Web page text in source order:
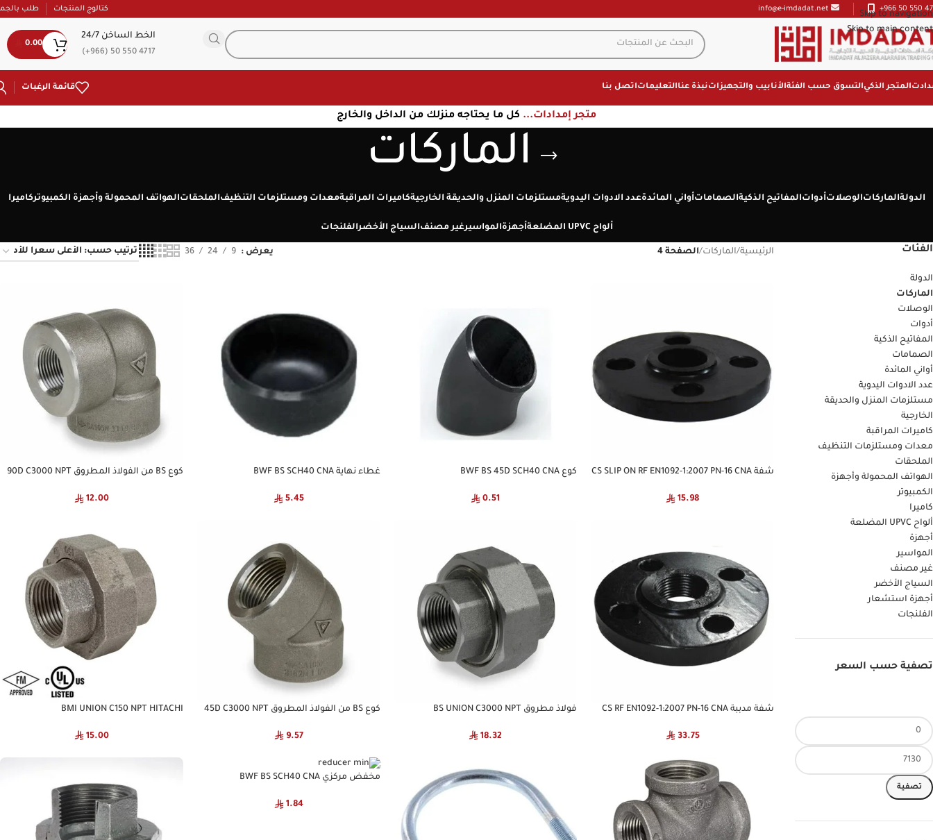
Skip to navigation
Skip to main content
+966 50 550 كتالوج المنتجات طلب
الخط الساخن 24/7
(+966) 50 550 4717
0.00
المتجر الذكيالتسوق حسب الفئةالأنابيب والتجهيزاتنبذة عناالتعليماتاتصل بنا قائمة الرغبات
متجر إمدادات... كل ما يحتاجه منزلك من الداخل والخارج
الماركات
الدولةالماركاتالوصلاتأدواتالمفاتيح الذكيةالصماماتأواني المائدةعدد الادوات اليدويةمستلزمات المنزل والحديقة الخارجيةكاميرات المراقبةمعدات ومستلزمات التنظيفالملحقاتالهواتف المحمولة وأجهزة الكمبيوتركاميرا
ألواح UPVC المضلعة أجهزةالمواسيرغير مصنفالسياج الأخضرالفلنجات
الفئات
الدولة
الماركات
الوصلات
أدوات
المفاتيح الذكية
الصمامات
أواني المائدة
عدد الادوات اليدوية
مستلزمات المنزل والحديقة
الخارجية
كاميرات المراقبة
معدات ومستلزمات التنظيف
الملحقات
الهواتف المحمولة وأجهزة
الكمبيوتر
كاميرا
ألواح UPVC المضلعة
أجهزة
المواسير
غير مصنف
السياج الأخضر
أجهزة استشعار
الفلنجات
تصفية حسب السعر
تصفية
الرئيسية/الماركات/الصفحة 4 يعرض 9
24
36
شفة CS SLIP ON RF EN1092-1:2007 PN-16 CNA
15.98
كوع BWF BS 45D SCH40 CNA
0.51
غطاء نهاية BWF BS SCH40 CNA
5.45
كوع BS من الفولاذ المطروق 90D C3000 NPT
12.00
شفة مدببة CS RF EN1092-1:2007 PN-16 CNA
33.75
فولاذ مطروق BS UNION C3000 NPT
18.32
كوع BS من الفولاذ المطروق 45D C3000 NPT
9.57
BMI UNION C150 NPT HITACHI
15.00
مخفض مركزي BWF BS SCH40 CNA
1.84